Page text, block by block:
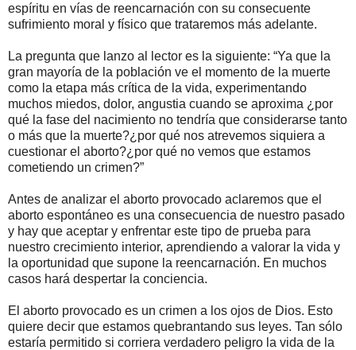
espíritu en vías de reencarnación con su consecuente
sufrimiento moral y físico que trataremos más adelante.
La pregunta que lanzo al lector es la siguiente: “Ya que la
gran mayoría de la población ve el momento de la muerte
como la etapa más crítica de la vida, experimentando
muchos miedos, dolor, angustia cuando se aproxima ¿por
qué la fase del nacimiento no tendría que considerarse tanto
o más que la muerte?¿por qué nos atrevemos siquiera a
cuestionar el aborto?¿por qué no vemos que estamos
cometiendo un crimen?”
Antes de analizar el aborto provocado aclaremos que el
aborto espontáneo es una consecuencia de nuestro pasado
y hay que aceptar y enfrentar este tipo de prueba para
nuestro crecimiento interior, aprendiendo a valorar la vida y
la oportunidad que supone la reencarnación. En muchos
casos hará despertar la conciencia.
El aborto provocado es un crimen a los ojos de Dios. Esto
quiere decir que estamos quebrantando sus leyes. Tan sólo
estaría permitido si corriera verdadero peligro la vida de la